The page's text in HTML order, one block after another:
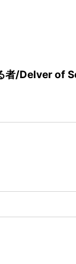
者/Delver of